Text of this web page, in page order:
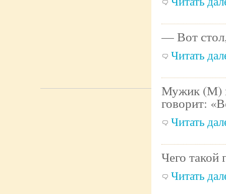
— Вот
Читать
Мужик (М)
говорит:
Читать
Чего такой
Читать